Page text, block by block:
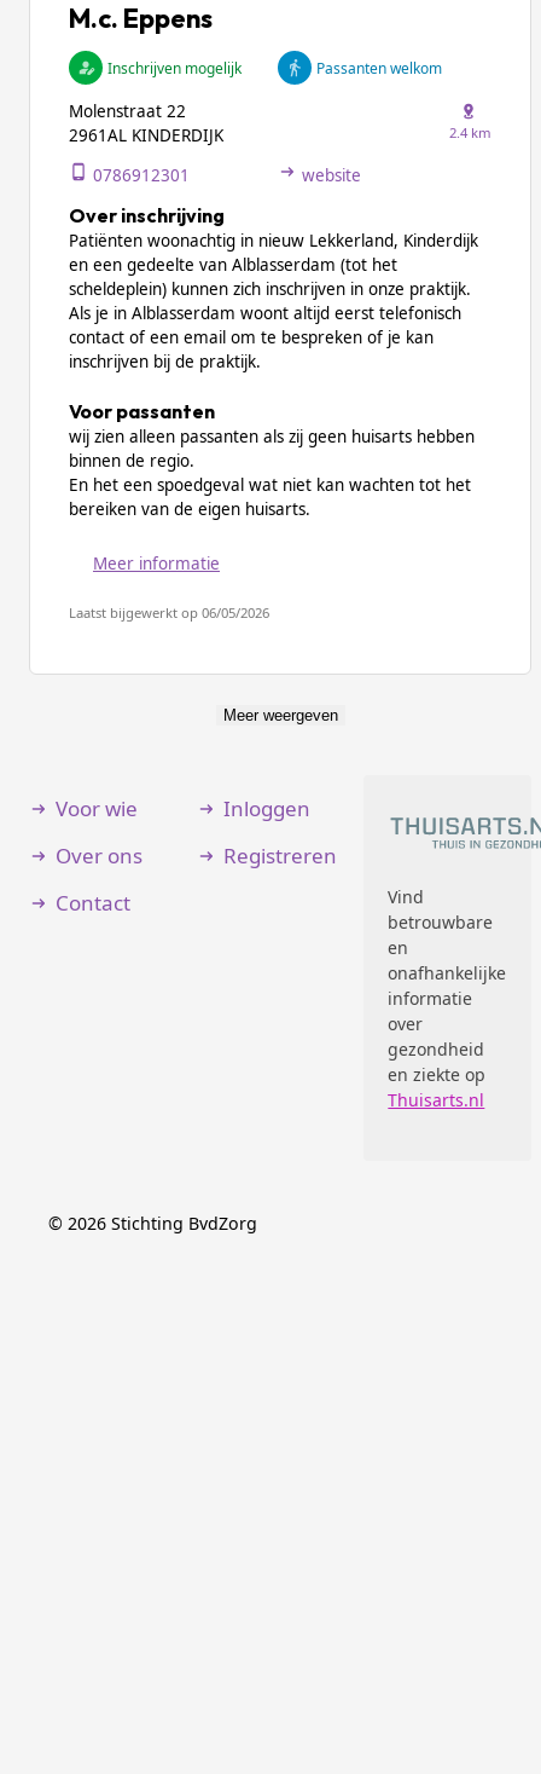
M.c. Eppens
Inschrijven mogelijk Passanten welkom
Molenstraat 22
2961AL KINDERDIJK
2.4 km
0786912301 website
Over inschrijving
Patiënten woonachtig in nieuw Lekkerland, Kinderdijk
en een gedeelte van Alblasserdam (tot het
scheldeplein) kunnen zich inschrijven in onze praktijk.
Als je in Alblasserdam woont altijd eerst telefonisch
contact of een email om te bespreken of je kan
inschrijven bij de praktijk.
Voor passanten
wij zien alleen passanten als zij geen huisarts hebben
binnen de regio.
En het een spoedgeval wat niet kan wachten tot het
bereiken van de eigen huisarts.
Meer informatie
Laatst bijgewerkt op 06/05/2026
Meer weergeven
Voor wie
Over ons
Contact
Inloggen
Registreren
Vind
betrouwbare
en
onafhankelijke
informatie
over
gezondheid
en ziekte op
Thuisarts.nl
© 2026 Stichting BvdZorg